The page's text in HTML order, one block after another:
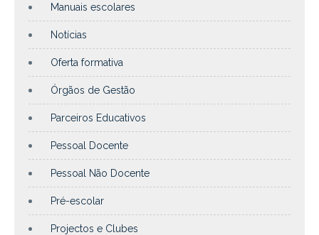
Manuais escolares
Notícias
Oferta formativa
Órgãos de Gestão
Parceiros Educativos
Pessoal Docente
Pessoal Não Docente
Pré-escolar
Projectos e Clubes